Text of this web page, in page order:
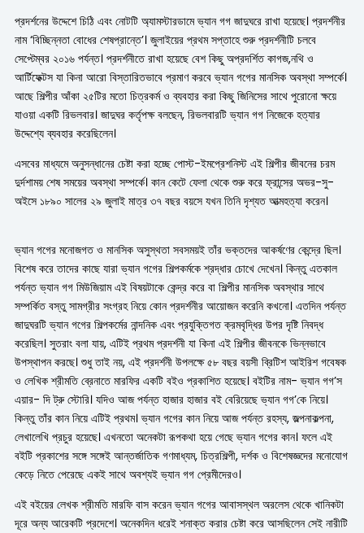
প্রদর্শনের উদ্দেশে চিঠি এবং নোটটি অ্যামস্টারডামে ভ্যান গগ জাদুঘরে রাখা হয়েছে। প্রদর্শনীর
নাম ‘বিচ্ছিন্নতা বোধের শেষপ্রান্তে’। জুলাইয়ের প্রথম সপ্তাহে শুরু প্রদর্শনীটি চলবে
সেপ্টেম্বর ২০১৬ পর্যন্ত। প্রদর্শনীতে রাখা হয়েছে বেশ কিছু অপ্রদর্শিত কাগজ,নথি ও
আর্টিফেক্টস যা কিনা আরো বিস্তারিতভাবে প্রমাণ করবে ভ্যান গগের মানসিক অবস্থা সম্পর্কে।
আছে শিল্পীর আঁকা ২৫টির মতো চিত্রকর্ম ও ব্যবহার করা কিছু জিনিসের সাথে পুরোনো ক্ষয়ে
যাওয়া একটি রিভলবার। জাদুঘর কর্তৃপক্ষ বলছেন, রিভলবারটি ভ্যান গগ নিজেকে হত্যার
উদ্দেশ্যে ব্যবহার করেছিলেন।
এসবের মাধ্যমে অনুসন্ধানের চেষ্টা করা হচ্ছে পোস্ট-ইমপ্রেশনিস্ট এই শিল্পীর জীবনের চরম
দুর্দশাময় শেষ সময়ের অবস্থা সম্পর্কে। কান কেটে ফেলা থেকে শুরু করে ফ্রান্সের অভর-সু-
অইসে ১৮৯০ সালের ২৯ জুলাই মাত্র ৩৭ বছর বয়সে যখন তিনি দৃশ্যত আত্মহত্যা করেন।
ভ্যান গগের মনোজগত ও মানসিক অসুস্থতা সবসময়ই তাঁর ভক্তদের আকর্ষণের কেন্দ্রে ছিল।
বিশেষ করে তাদের কাছে যারা ভ্যান গগের শিল্পকর্মকে শ্রদ্ধার চোখে দেখেন। কিন্তু এতকাল
পর্যন্ত ভ্যান গগ মিউজিয়াম এই বিষয়টাকে কেন্দ্র করে বা শিল্পীর মানসিক অবস্থার সাথে
সম্পর্কিত বস্তু সামগ্রীর সংগ্রহ নিয়ে কোন প্রদর্শনীর আয়োজন করেনি কখনো। এতদিন পর্যন্ত
জাদুঘরটি ভ্যান গগের শিল্পকর্মের নান্দনিক এবং প্রযুক্তিগত ক্রমবৃদ্ধির উপর দৃষ্টি নিবদ্ধ
করেছিল। সুতরাং বলা যায়, এটিই প্রথম প্রদর্শনী যা কিনা এই শিল্পীর জীবনকে ভিন্নভাবে
উপস্থাপন করছে। শুধু তাই নয়, এই প্রদর্শনী উপলক্ষে ৫৮ বছর বয়সী ব্রিটিশ আইরিশ গবেষক
ও লেখিক শ্রীমতি ব্রেনাতে মারফির একটি বইও প্রকাশিত হয়েছে। বইটির নাম- ভ্যান গগ’স
এয়ার- দি ট্রু স্টোরি। যদিও আজ পর্যন্ত হাজার হাজার বই বেরিয়েছে ভ্যান গগ’কে নিয়ে।
কিন্তু তাঁর কান নিয়ে এটিই প্রথম। ভ্যান গগের কান নিয়ে আজ পর্যন্ত রহস্য, জল্পনাকল্পনা,
লেখালেখি প্রচুর হয়েছে। এখনতো অনেকটা রূপকথা হয়ে গেছে ভ্যান গগের কান। ফলে এই
বইটি প্রকাশের সঙ্গে সঙ্গেই আন্তর্জাতিক গণমাধ্যম, চিত্রশিল্পী, দর্শক ও বিশেষজ্ঞদের মনোযোগ
কেড়ে নিতে পেরেছে একই সাথে অবশ্যই ভ্যান গগ প্রেমীদেরও।
এই বইয়ের লেখক শ্রীমতি মারফি বাস করেন ভ্যান গগের আবাসস্থল অরলেস থেকে খানিকটা
দূরে অন্য আরেকটি প্রদেশে। অনেকদিন ধরেই শনাক্ত করার চেষ্টা করে আসছিলেন সেই নারীটি